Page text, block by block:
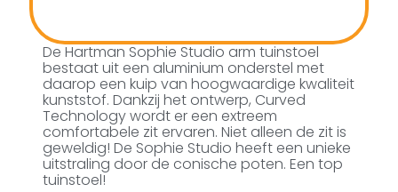
De Hartman Sophie Studio arm tuinstoel
bestaat uit een aluminium onderstel met
daarop een kuip van hoogwaardige kwaliteit
kunststof. Dankzij het ontwerp, Curved
Technology wordt er een extreem
comfortabele zit ervaren. Niet alleen de zit is
geweldig! De Sophie Studio heeft een unieke
uitstraling door de conische poten. Een top
tuinstoel!